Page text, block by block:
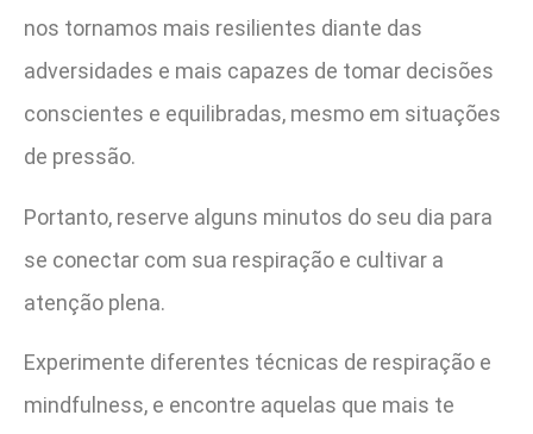
nos tornamos mais resilientes diante das
adversidades e mais capazes de tomar decisões
conscientes e equilibradas, mesmo em situações
de pressão.
Portanto, reserve alguns minutos do seu dia para
se conectar com sua respiração e cultivar a
atenção plena.
Experimente diferentes técnicas de respiração e
mindfulness, e encontre aquelas que mais te